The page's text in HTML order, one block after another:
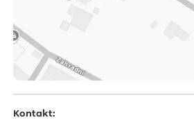
ověřený nákup
Dobrý den, byli jsme spokojeni
Eshop, objednání bylo v pořádku,
smutná z dodávky jedné kytky, která
Kontakt: